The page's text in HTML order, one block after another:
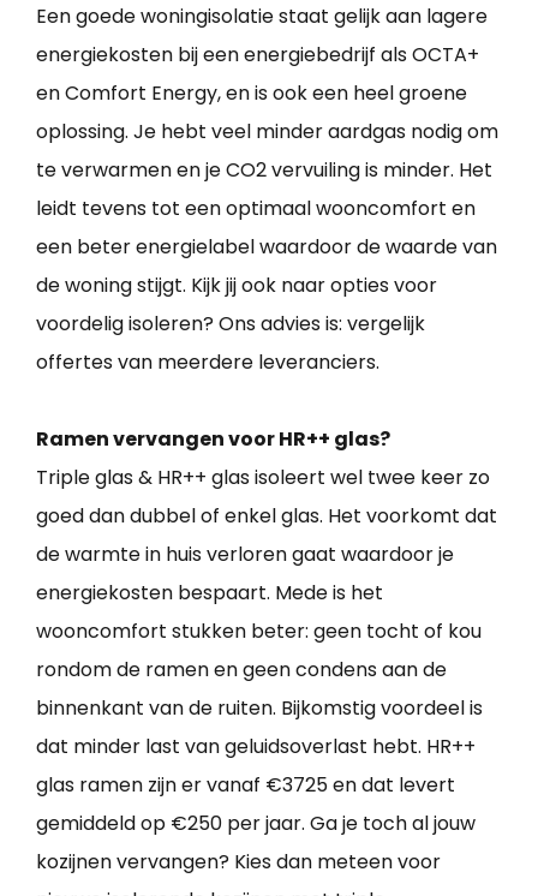
Een goede woningisolatie staat gelijk aan lagere
energiekosten bij een energiebedrijf als OCTA+
en Comfort Energy, en is ook een heel groene
oplossing. Je hebt veel minder aardgas nodig om
te verwarmen en je CO2 vervuiling is minder. Het
leidt tevens tot een optimaal wooncomfort en
een beter energielabel waardoor de waarde van
de woning stijgt. Kijk jij ook naar opties voor
voordelig isoleren? Ons advies is: vergelijk
offertes van meerdere leveranciers.
Ramen vervangen voor HR++ glas?
Triple glas & HR++ glas isoleert wel twee keer zo
goed dan dubbel of enkel glas. Het voorkomt dat
de warmte in huis verloren gaat waardoor je
energiekosten bespaart. Mede is het
wooncomfort stukken beter: geen tocht of kou
rondom de ramen en geen condens aan de
binnenkant van de ruiten. Bijkomstig voordeel is
dat minder last van geluidsoverlast hebt. HR++
glas ramen zijn er vanaf €3725 en dat levert
gemiddeld op €250 per jaar. Ga je toch al jouw
kozijnen vervangen? Kies dan meteen voor